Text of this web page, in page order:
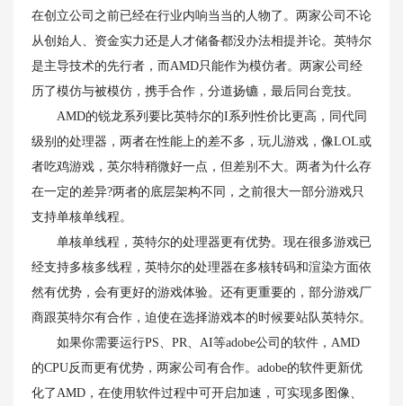
在创立公司之前已经在行业内响当当的人物了。两家公司不论
从创始人、资金实力还是人才储备都没办法相提并论。英特尔
是主导技术的先行者，而AMD只能作为模仿者。两家公司经
历了模仿与被模仿，携手合作，分道扬镳，最后同台竞技。
AMD的锐龙系列要比英特尔的I系列性价比更高，同代同
级别的处理器，两者在性能上的差不多，玩儿游戏，像LOL或
者吃鸡游戏，英尔特稍微好一点，但差别不大。两者为什么存
在一定的差异?两者的底层架构不同，之前很大一部分游戏只
支持单核单线程。
单核单线程，英特尔的处理器更有优势。现在很多游戏已
经支持多核多线程，英特尔的处理器在多核转码和渲染方面依
然有优势，会有更好的游戏体验。还有更重要的，部分游戏厂
商跟英特尔有合作，迫使在选择游戏本的时候要站队英特尔。
如果你需要运行PS、PR、AI等adobe公司的软件，AMD
的CPU反而更有优势，两家公司有合作。adobe的软件更新优
化了AMD，在使用软件过程中可开启加速，可实现多图像、